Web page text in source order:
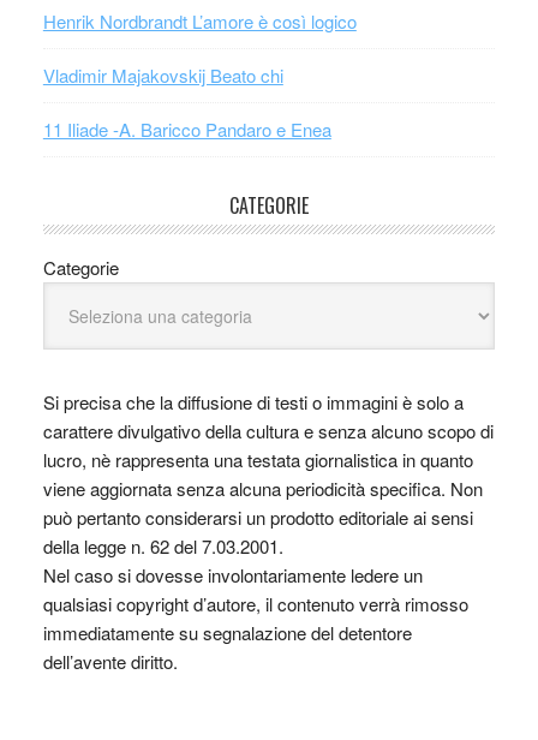
Henrik Nordbrandt L’amore è così logico
Vladimir Majakovskij Beato chi
11 Iliade -A. Baricco Pandaro e Enea
CATEGORIE
Categorie
Si precisa che la diffusione di testi o immagini è solo a
carattere divulgativo della cultura e senza alcuno scopo di
lucro, nè rappresenta una testata giornalistica in quanto
viene aggiornata senza alcuna periodicità specifica. Non
può pertanto considerarsi un prodotto editoriale ai sensi
della legge n. 62 del 7.03.2001.
Nel caso si dovesse involontariamente ledere un
qualsiasi copyright d’autore, il contenuto verrà rimosso
immediatamente su segnalazione del detentore
dell’avente diritto.